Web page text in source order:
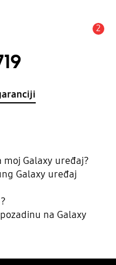
2
Galaxy uređaj?
Galaxy uređaj
na Galaxy